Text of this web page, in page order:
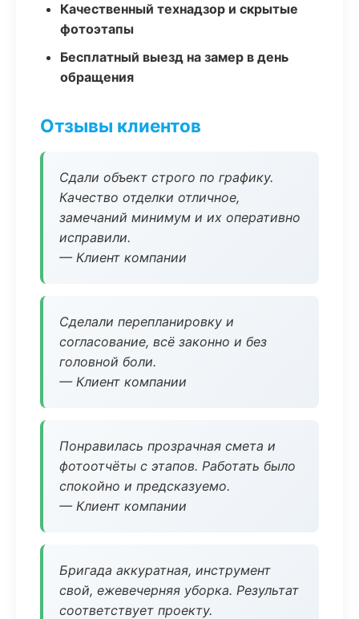
Качественный технадзор и скрытые
фотоэтапы
Бесплатный выезд на замер в день
обращения
Отзывы клиентов
Сдали объект строго по графику.
Качество отделки отличное,
замечаний минимум и их оперативно
исправили.
— Клиент компании
Сделали перепланировку и
согласование, всё законно и без
головной боли.
— Клиент компании
Понравилась прозрачная смета и
фотоотчёты с этапов. Работать было
спокойно и предсказуемо.
— Клиент компании
Бригада аккуратная, инструмент
свой, ежевечерняя уборка. Результат
соответствует проекту.